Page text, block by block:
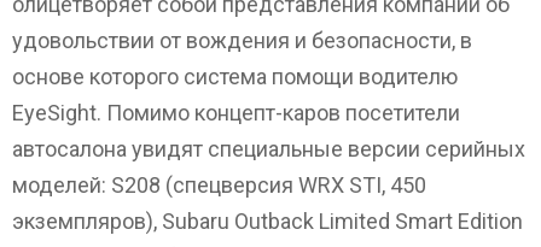
удовольствии от вождения и безопасности, в
основе которого система помощи водителю
EyeSight. Помимо концепт-каров посетители
автосалона увидят специальные версии серийных
моделей: S208 (спецверсия WRX STI, 450
экземпляров), Subaru Outback Limited Smart Edition